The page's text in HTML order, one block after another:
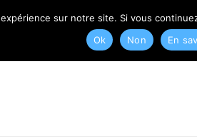
sur notre site. Si vous
Ok
Non En